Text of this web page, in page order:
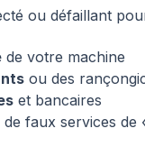
ou défaillant
de votre machine
ou des
et bancaires
faux services de